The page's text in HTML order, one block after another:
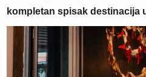
kompletan spisak destinacija